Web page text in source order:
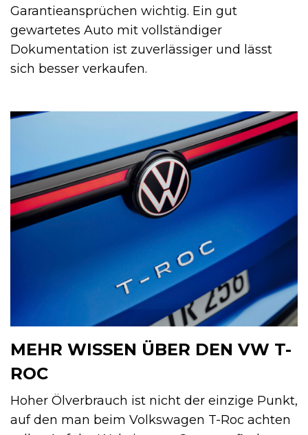
Garantieansprüchen wichtig. Ein gut
gewartetes Auto mit vollständiger
Dokumentation ist zuverlässiger und lässt
sich besser verkaufen.
MEHR WISSEN ÜBER DEN VW T-
ROC
Hoher Ölverbrauch ist nicht der einzige Punkt,
auf den man beim Volkswagen T-Roc achten